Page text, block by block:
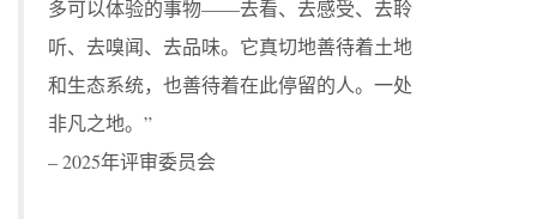
多可以体验的事物——去看、去感受、去聆
听、去嗅闻、去品味。它真切地善待着土地
和生态系统，也善待着在此停留的人。一处
非凡之地。”
– 2025年评审委员会